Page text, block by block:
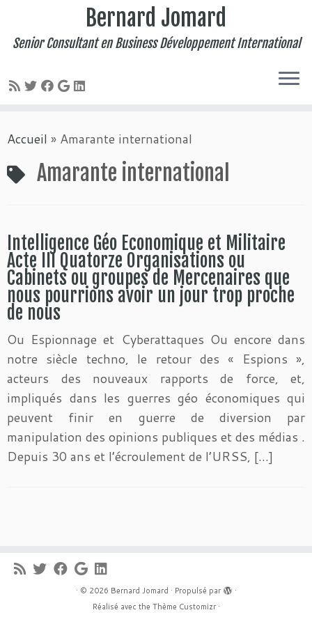
au
contenu
Bernard Jomard
Senior Consultant en Business Développement International
Accueil » Amarante international
Amarante international
Intelligence Géo Economique et Militaire
Acte III Quatorze Organisations ou
Cabinets ou groupes de Mercenaires que
nous pourrions avoir un jour trop proche
de nous
Ou Espionnage et Cyberattaques Ou encore dans
notre siècle techno, le retour des « Espions »,
acteurs des nouveaux rapports de force, et,
impliqués dans les guerres géo économiques qui
peuvent finir en guerre de diversion par
manipulation des opinions publiques et des médias .
Depuis 30 ans et l’écroulement de l’URSS, […]
· © 2026 Bernard Jomard · Propulsé par
·
Réalisé avec the Thème Customizr·